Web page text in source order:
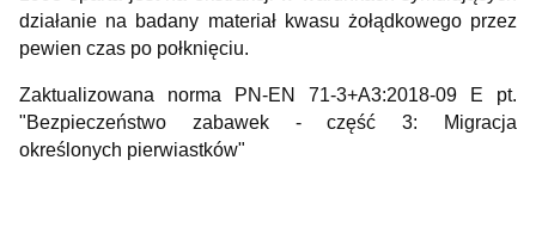
działanie na badany materiał kwasu żołądkowego przez
pewien czas po połknięciu.
Zaktualizowana norma PN-EN 71-3+A3:2018-09 E pt.
"Bezpieczeństwo zabawek - część 3: Migracja
określonych pierwiastków"